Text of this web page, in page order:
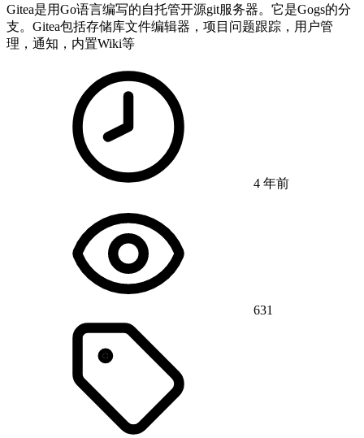
Gitea是用Go语言编写的自托管开源git服务器。它是Gogs的分
支。Gitea包括存储库文件编辑器，项目问题跟踪，用户管
理，通知，内置Wiki等
4 年前
631